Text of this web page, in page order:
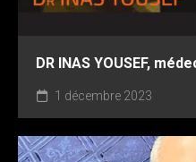
DR INAS YOUSEF,
1 décembre 2023